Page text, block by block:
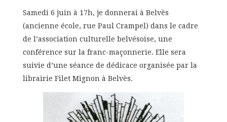
Samedi 6 juin à 17h, je donnerai à Belvès
(ancienne école, rue Paul Crampel) dans le cadre
de l’association culturelle belvésoise, une
conférence sur la franc-maçonnerie. Elle sera
suivie d’une séance de dédicace organisée par la
librairie Filet Mignon à Belvès.